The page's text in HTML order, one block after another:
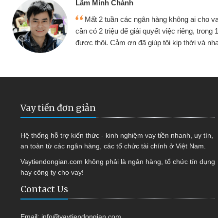
Trần Nhật Nam - Tài xế
Nhiều lần mua sắm không mang tiền mặt mình đều vay
tiền nóng tại đây. Tiền vào thẻ ngay là mình lại tiếp tục mua
sắm. Chỉ cần điện thoại có Internet là dùng được
Vay tiền đơn giản
Hệ thống hỗ trợ kiến thức - kinh nghiệm vay tiền nhanh, uy tín,
an toàn từ các ngân hàng, các tổ chức tài chính ở Việt Nam.
Vaytiendongian.com không phải là ngân hàng, tổ chức tín dụng
hay công ty cho vay!
Contact Us